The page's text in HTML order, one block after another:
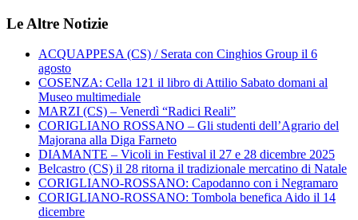
Le Altre Notizie
ACQUAPPESA (CS) / Serata con Cinghios Group il 6
agosto
COSENZA: Cella 121 il libro di Attilio Sabato domani al
Museo multimediale
MARZI (CS) – Venerdì “Radici Reali”
CORIGLIANO ROSSANO – Gli studenti dell’Agrario del
Majorana alla Diga Farneto
DIAMANTE – Vicoli in Festival il 27 e 28 dicembre 2025
Belcastro (CS) il 28 ritorna il tradizionale mercatino di Natale
CORIGLIANO-ROSSANO: Capodanno con i Negramaro
CORIGLIANO-ROSSANO: Tombola benefica Aido il 14
dicembre